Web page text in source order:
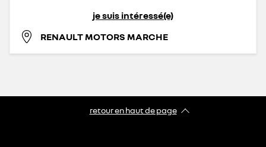
je suis intéressé(e)
RENAULT MOTORS MARCHE
retour en haut de page​